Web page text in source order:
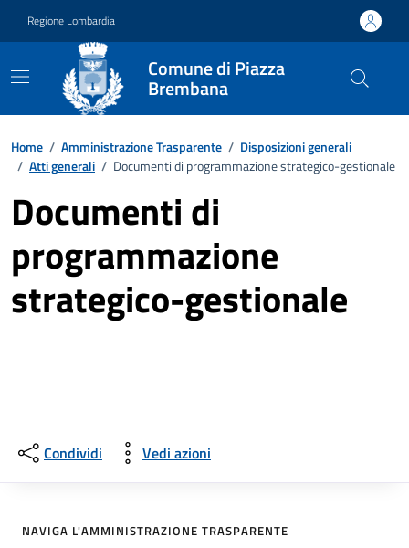
Regione Lombardia
Comune di Piazza
Brembana
Home / Amministrazione Trasparente / Disposizioni generali
/ Atti generali / Documenti di programmazione strategico-gestionale
Documenti di
programmazione
strategico-gestionale
Condividi Vedi azioni
NAVIGA L'AMMINISTRAZIONE TRASPARENTE